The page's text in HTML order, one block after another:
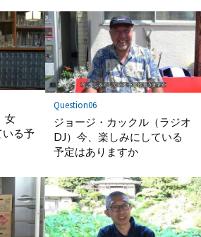
女
いる予
Question06
ジョージ・カックル（ラジオ
DJ）今、楽しみにしている
予定はありますか